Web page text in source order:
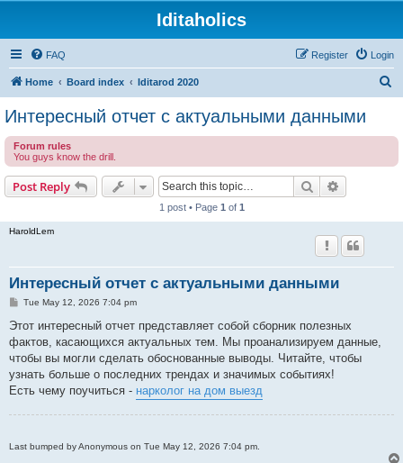
Iditaholics
FAQ Login
Register
Home Board index Iditarod 2020
c
Интересный отчет с актуальными данными
Forum rules
You guys know the drill.
Post Reply Search
1 post • Page 1 of 1
HaroldLem
Интересный отчет с актуальными данными
P
s
Tue May 12, 2026 7:04 pm
Этот интересный отчет представляет собой сборник полезных
фактов, касающихся актуальных тем. Мы проанализируем данные,
чтобы вы могли сделать обоснованные выводы. Читайте, чтобы
узнать больше о последних трендах и значимых событиях!
Есть чему поучиться - нарколог на дом выезд
Last bumped by Anonymous on Tue May 12, 2026 7:04 pm.